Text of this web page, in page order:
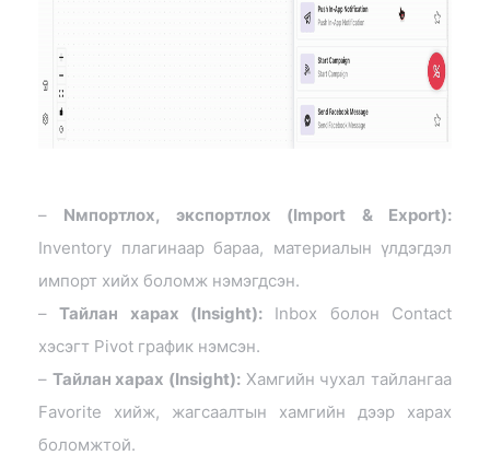
– Nмпортлох, экспортлох (Import & Export):
Inventory плагинаар бараа, материалын үлдэгдэл
импорт хийх боломж нэмэгдсэн.
–Тайлан харах (Insight): Inbox болон Contact
хэсэгт Pivot график нэмсэн.
– Тайлан харах (Insight): Хамгийн чухал тайлангаа
Favorite хийж, жагсаалтын хамгийн дээр харах
боломжтой.